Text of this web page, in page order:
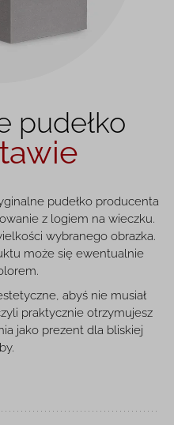
pudełko
pudełko producenta
z logiem na wieczku.
wybranego obrazka.
może się ewentualnie
abyś nie musiał
praktycznie otrzymujesz
jako prezent dla bliskiej